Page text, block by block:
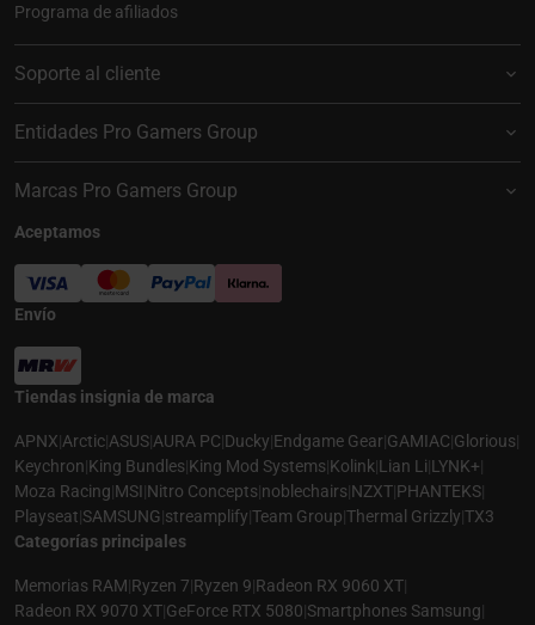
Programa de afiliados
Soporte al cliente
Entidades Pro Gamers Group
Marcas Pro Gamers Group
Aceptamos
Envío
Tiendas insignia de marca
APNX|Arctic|ASUS|AURA PC|Ducky|Endgame Gear|GAMIAC|Glorious|
Keychron|King Bundles|King Mod Systems|Kolink|Lian Li|LYNK+|
Moza Racing|MSI|Nitro Concepts|noblechairs|NZXT|PHANTEKS|
Playseat|SAMSUNG|streamplify|Team Group|Thermal Grizzly|TX3
Categorías principales
Memorias RAM|Ryzen 7|Ryzen 9|Radeon RX 9060 XT|
Radeon RX 9070 XT|GeForce RTX 5080|Smartphones Samsung|